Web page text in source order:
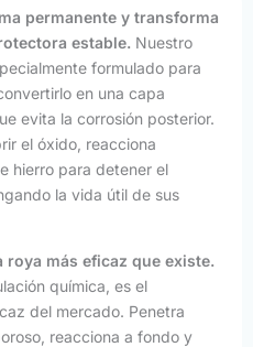
permanente y transforma
estable. Nuestro
formulado para
en una capa
evita la corrosión posterior.
el óxido, reacciona
hierro para detener el
la vida útil de sus
más eficaz que existe.
química, es el
del mercado. Penetra
reacciona a fondo y